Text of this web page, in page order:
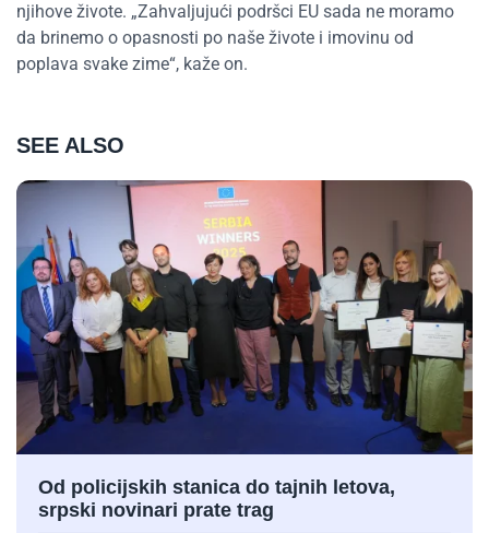
njihove živote. „Zahvaljujući podršci EU sada ne moramo
da brinemo o opasnosti po naše živote i imovinu od
poplava svake zime“, kaže on.
SEE ALSO
Od policijskih stanica do tajnih letova,
srpski novinari prate trag